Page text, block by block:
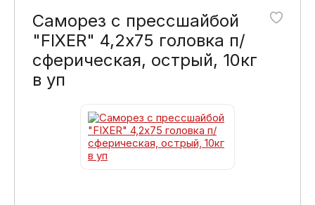
Саморез с прессшайбой
"FIXER" 4,2х75 головка п/
сферическая, острый, 10кг
в уп